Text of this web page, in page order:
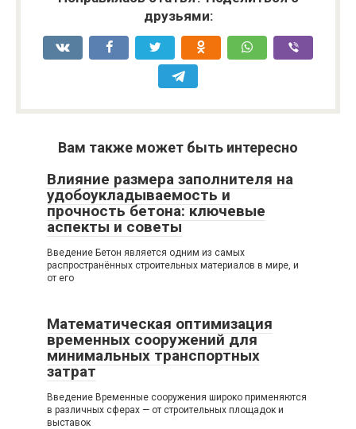
друзьями:
Вам также может быть интересно
Влияние размера заполнителя на
удобоукладываемость и
прочность бетона: ключевые
аспекты и советы
Введение Бетон является одним из самых
распространённых строительных материалов в мире, и
от его
Математическая оптимизация
временных сооружений для
минимальных транспортных
затрат
Введение Временные сооружения широко применяются
в различных сферах — от строительных площадок и
выставок